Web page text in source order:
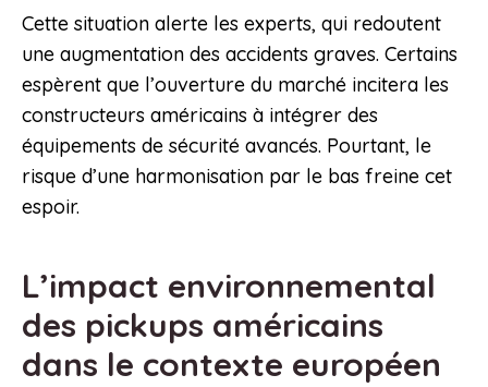
Cette situation alerte les experts, qui redoutent
une augmentation des accidents graves. Certains
espèrent que l’ouverture du marché incitera les
constructeurs américains à intégrer des
équipements de sécurité avancés. Pourtant, le
risque d’une harmonisation par le bas freine cet
espoir.
L’impact environnemental
des pickups américains
dans le contexte européen